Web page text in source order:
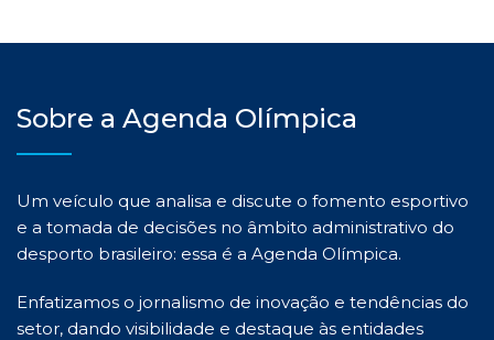
Sobre a Agenda Olímpica
Um veículo que analisa e discute o fomento esportivo
e a tomada de decisões no âmbito administrativo do
desporto brasileiro: essa é a Agenda Olímpica.
Enfatizamos o jornalismo de inovação e tendências do
setor, dando visibilidade e destaque às entidades